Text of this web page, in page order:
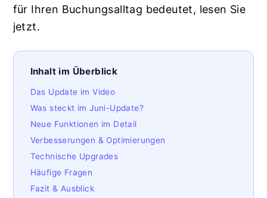
für Ihren Buchungsalltag bedeutet, lesen Sie
jetzt.
Inhalt im Überblick
Das Update im Video
Was steckt im Juni-Update?
Neue Funktionen im Detail
Verbesserungen & Optimierungen
Technische Upgrades
Häufige Fragen
Fazit & Ausblick